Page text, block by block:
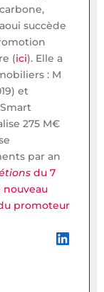
succède
(ici). Elle a
: M
et
275 M€
par an
du 7
nouveau
promoteur
LinkedIn